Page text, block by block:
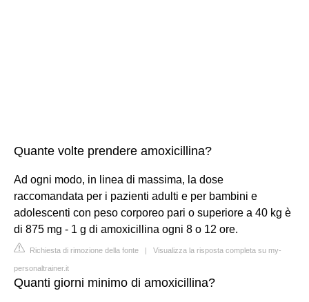
Quante volte prendere amoxicillina?
Ad ogni modo, in linea di massima, la dose
raccomandata per i pazienti adulti e per bambini e
adolescenti con peso corporeo pari o superiore a 40 kg è
di 875 mg - 1 g di amoxicillina ogni 8 o 12 ore.
Richiesta di rimozione della fonte | Visualizza la risposta completa su my-
personaltrainer.it
Quanti giorni minimo di amoxicillina?